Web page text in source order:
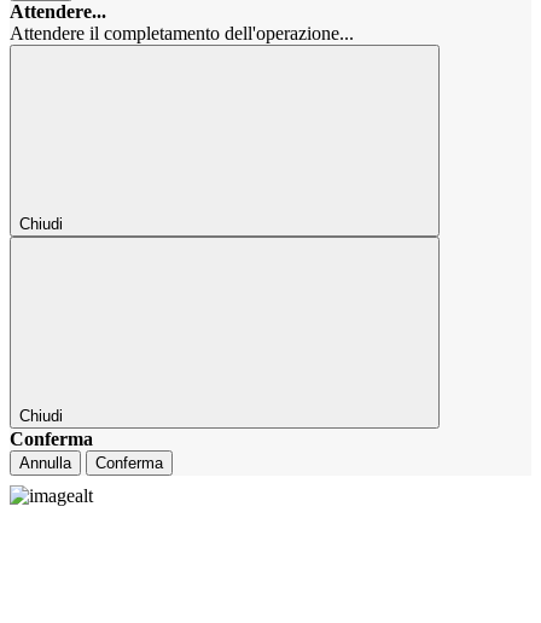
Attendere...
Attendere il completamento dell'operazione...
Chiudi
Chiudi
Conferma
Annulla Conferma